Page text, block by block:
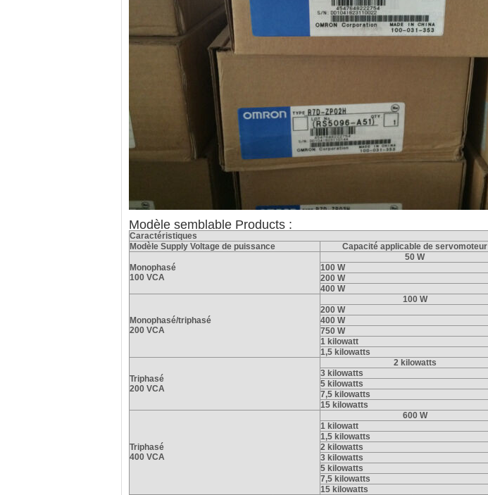
Modèle semblable Products :
Caractéristiques
Modèle Supply Voltage de puissance Capacité applicable de servomoteur
Monophasé
100 VCA
50 W
100 W
200 W
400 W
Monophasé/triphasé
200 VCA
100 W
200 W
400 W
750 W
1 kilowatt
1,5 kilowatts
Triphasé
200 VCA
2 kilowatts
3 kilowatts
5 kilowatts
7,5 kilowatts
15 kilowatts
Triphasé
400 VCA
600 W
1 kilowatt
1,5 kilowatts
2 kilowatts
3 kilowatts
5 kilowatts
7,5 kilowatts
15 kilowatts